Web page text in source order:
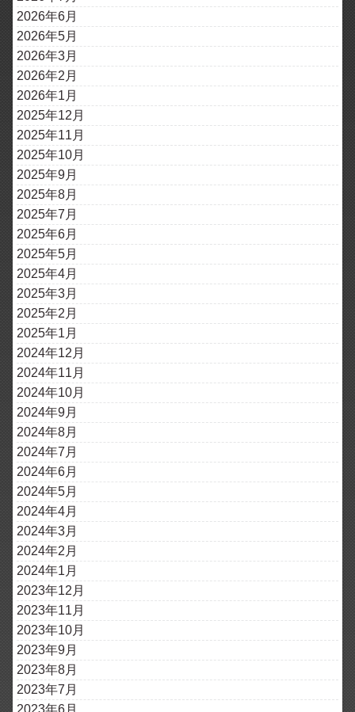
2026年6月
2026年5月
2026年3月
2026年2月
2026年1月
2025年12月
2025年11月
2025年10月
2025年9月
2025年8月
2025年7月
2025年6月
2025年5月
2025年4月
2025年3月
2025年2月
2025年1月
2024年12月
2024年11月
2024年10月
2024年9月
2024年8月
2024年7月
2024年6月
2024年5月
2024年4月
2024年3月
2024年2月
2024年1月
2023年12月
2023年11月
2023年10月
2023年9月
2023年8月
2023年7月
2023年6月